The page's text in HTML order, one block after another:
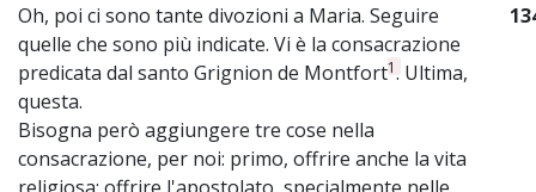
Oh, poi ci sono tante divozioni a Maria. Seguire
quelle che sono più indicate. Vi è la consacrazione
predicata dal santo Grignion de Montfort1. Ultima,
questa.
Bisogna però aggiungere tre cose nella
consacrazione, per noi: primo, offrire anche la vita